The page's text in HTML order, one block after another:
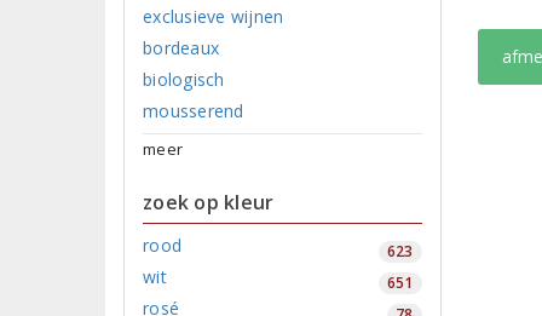
exclusieve wijnen
bordeaux
biologisch
mousserend
meer
zoek op kleur
rood 623
wit 651
rosé